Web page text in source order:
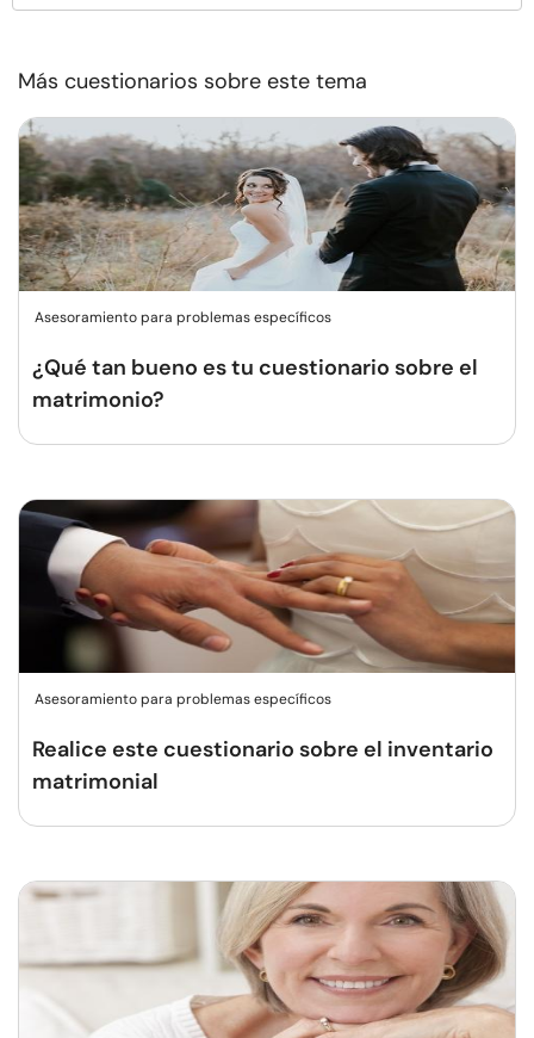
Más cuestionarios sobre este tema
Asesoramiento para problemas específicos
¿Qué tan bueno es tu cuestionario sobre el
matrimonio?
Asesoramiento para problemas específicos
Realice este cuestionario sobre el inventario
matrimonial